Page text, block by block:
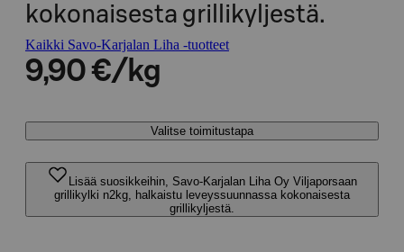
kokonaisesta grillikyljestä.
Kaikki Savo-Karjalan Liha -tuotteet
9,90 €/kg
Valitse toimitustapa
Lisää suosikkeihin, Savo-Karjalan Liha Oy Viljaporsaan
grillikylki n2kg, halkaistu leveyssuunnassa kokonaisesta
grillikyljestä.